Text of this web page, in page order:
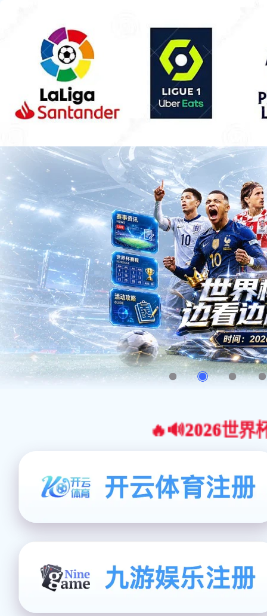
🔥🔊2026世界杯官网